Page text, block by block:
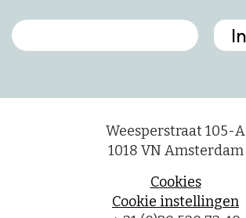
Weesperstraat 105-A
1018 VN Amsterdam
Cookies
Cookie instellingen